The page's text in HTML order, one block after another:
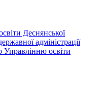
Деснянської
адміністрації
Управлінню освіти